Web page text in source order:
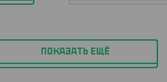
ПОКАЗАТЬ ЕЩЁ